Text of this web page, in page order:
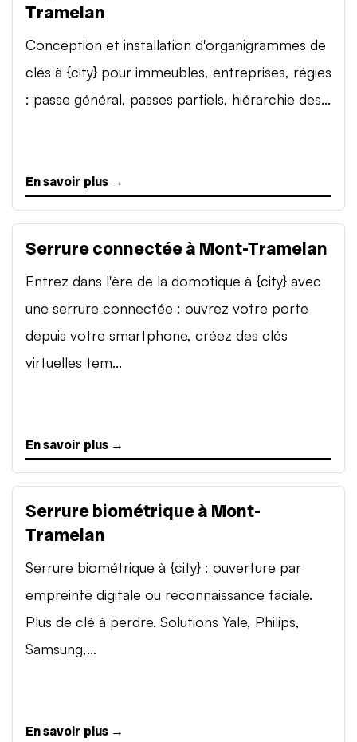
Tramelan
Conception et installation d'organigrammes de
clés à {city} pour immeubles, entreprises, régies
: passe général, passes partiels, hiérarchie des...
En savoir plus →
Serrure connectée à Mont-Tramelan
Entrez dans l'ère de la domotique à {city} avec
une serrure connectée : ouvrez votre porte
depuis votre smartphone, créez des clés
virtuelles tem...
En savoir plus →
Serrure biométrique à Mont-
Tramelan
Serrure biométrique à {city} : ouverture par
empreinte digitale ou reconnaissance faciale.
Plus de clé à perdre. Solutions Yale, Philips,
Samsung,...
En savoir plus →